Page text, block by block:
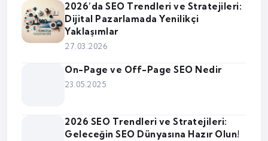
2026’da SEO Trendleri ve Stratejileri:
Dijital Pazarlamada Yenilikçi
Yaklaşımlar
27.03.2026
On-Page ve Off-Page SEO Nedir
23.05.2025
2026 SEO Trendleri ve Stratejileri:
Geleceğin SEO Dünyasına Hazır Olun!